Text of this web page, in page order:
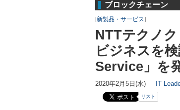
ブロックチェーン
[新製品・サービス]
NTTテクノ
ビジネスを
Service」を
2020年2月5日(水) IT
リスト